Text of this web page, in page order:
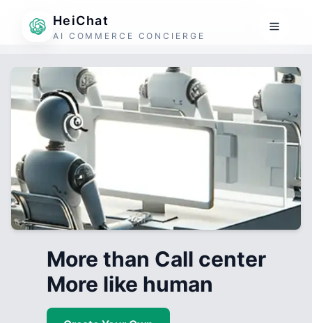
HeiChat
AI COMMERCE CONCIERGE
More than Call center
More like human